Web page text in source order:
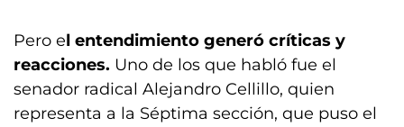
Pero el entendimiento generó críticas y
reacciones. Uno de los que habló fue el
senador radical Alejandro Cellillo, quien
representa a la Séptima sección, que puso el